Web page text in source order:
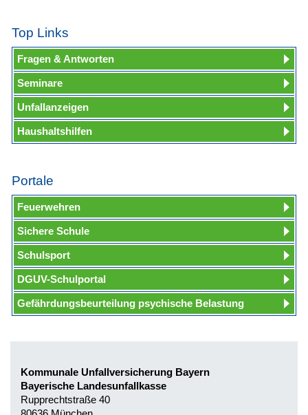
Top Links
Fragen & Antworten
Seminare
Unfallanzeigen
Haushaltshilfen
Portale
Feuerwehren
Sichere Schule
Schulsport
DGUV-Schulportal
Gefährdungsbeurteilung psychische Belastung
Kommunale Unfallversicherung Bayern
Bayerische Landesunfallkasse
Rupprechtstraße 40